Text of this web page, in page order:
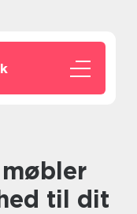
til dit